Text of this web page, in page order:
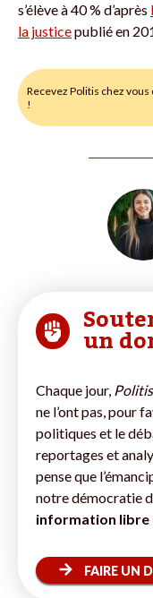
s’élève à 40 % d’après
la justicepublié en
Recevez Politis chez
!
un
Chaque jour, Politis
ne l’ont pas, pour
politiques et le
reportages et
pense que
notre démocratie
information libre
FAIRE UN